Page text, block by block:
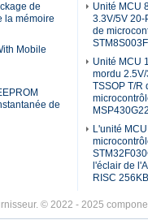
de
la mémoire
Mobile
de
Unité MCU
3.3V/5V 20-
de
Unité MCU
mordu
TSSOP T/R
L'unité
l'éclair de
RISC 256KB
© 2022 - 2025